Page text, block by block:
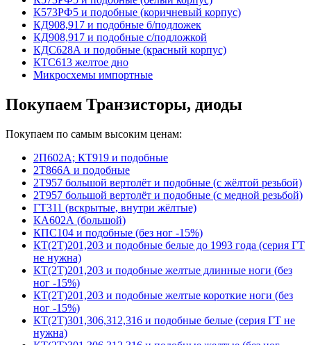
К573РФ5 и подобные (коричневый корпус)
КД908,917 и подобные б/подложек
КД908,917 и подобные с/подложкой
КДС628А и подобные (красный корпус)
КТС613 желтое дно
Микросхемы импортные
Покупаем Транзисторы, диоды
Покупаем по самым высоким ценам:
2П602А; КТ919 и подобные
2Т866А и подобные
2Т957 большой вертолёт и подобные (с жёлтой резьбой)
2Т957 большой вертолёт и подобные (с медной резьбой)
ГТ311 (вскрытые, внутри жёлтые)
КА602А (большой)
КПС104 и подобные (без ног -15%)
КТ(2Т)201,203 и подобные белые до 1993 года (серия ГТ
не нужна)
КТ(2Т)201,203 и подобные желтые длинные ноги (без
ног -15%)
КТ(2Т)201,203 и подобные желтые короткие ноги (без
ног -15%)
КТ(2Т)301,306,312,316 и подобные белые (серия ГТ не
нужна)